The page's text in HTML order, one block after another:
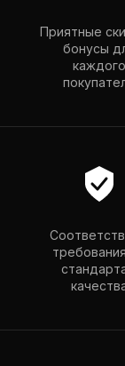
+7 927 265-
Приятные
бонусы
каждого